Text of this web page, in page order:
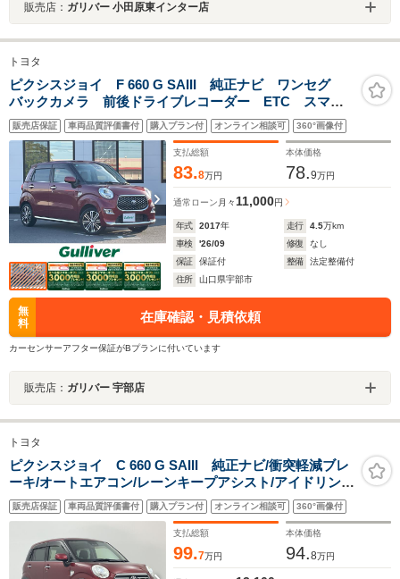
販売店： ガリバー 小田原東インター店
トヨタ
ピクシスジョイ F 660 G SAIII 純正ナビ ワンセグ
バックカメラ 前後ドライブレコーダー ETC スマー
トキー プッシュスタート LEDヘッドライト 純正フ
ロアマット 純正15インチアルミホイール スマートア
シストIII 盗難防止装置
販売店保証 車両品質評価書付 購入プラン付 オンライン相談可 360°画像付
支払総額
83.8万円
本体価格
78.9万円
通常ローン 月々 11,000円
年式 2017年 走行 4.5万km
車検
'26/09 修復
なし
保証
保証付 整備
法定整備付
住所
山口県宇部市
無
料
在庫確認・見積依頼
カーセンサーアフター保証がBプランに付いています
販売店： ガリバー 宇部店
トヨタ
ピクシスジョイ C 660 G SAIII 純正ナビ/衝突軽減ブレ
ーキ/オートエアコン/レーンキープアシスト/アイドリング
ストップ/横滑り防止装置/オートマチックハイビーム/ベン
チシート/純正フロアマット/スマートキー/プッシュスター
販売店保証 車両品質評価書付 購入プラン付 オンライン相談可 360°画像付
支払総額
99.7万円
本体価格
94.8万円